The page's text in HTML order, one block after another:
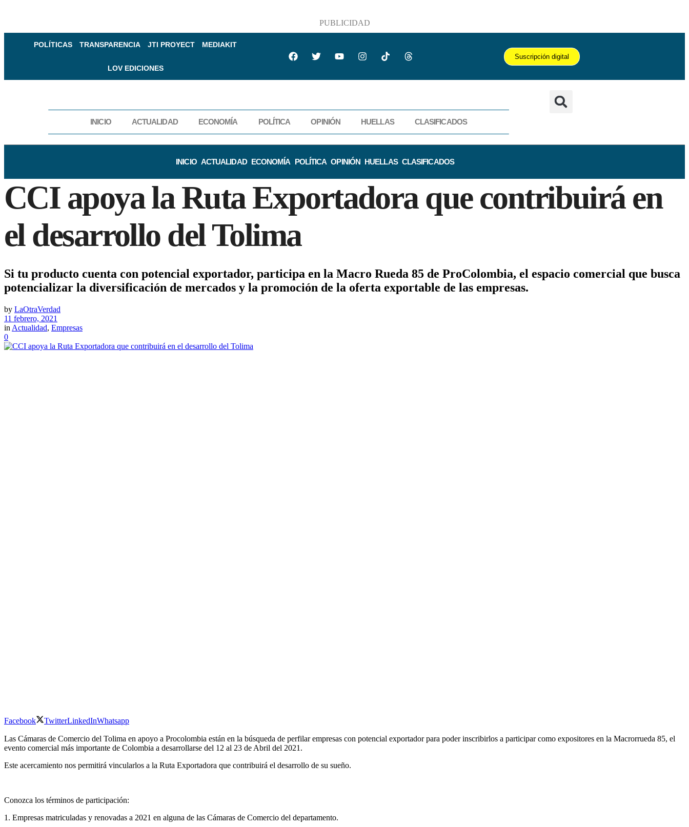
PUBLICIDAD
POLÍTICAS TRANSPARENCIA JTI PROYECT MEDIAKIT
LOV EDICIONES
Suscripción digital
INICIO ACTUALIDAD ECONOMÍA POLÍTICA OPINIÓN HUELLAS CLASIFICADOS
INICIO ACTUALIDAD ECONOMÍA POLÍTICA OPINIÓN HUELLAS CLASIFICADOS
CCI apoya la Ruta Exportadora que contribuirá en
el desarrollo del Tolima
Si tu producto cuenta con potencial exportador, participa en la Macro Rueda 85 de ProColombia, el espacio comercial que busca
potencializar la diversificación de mercados y la promoción de la oferta exportable de las empresas.
by LaOtraVerdad
11 febrero, 2021
in Actualidad, Empresas
0
Facebook TwitterLinkedInWhatsapp
Las Cámaras de Comercio del Tolima en apoyo a Procolombia están en la búsqueda de perfilar empresas con potencial exportador para poder inscribirlos a participar como expositores en la Macrorrueda 85, el
evento comercial más importante de Colombia a desarrollarse del 12 al 23 de Abril del 2021.
Este acercamiento nos permitirá vincularlos a la Ruta Exportadora que contribuirá el desarrollo de su sueño.
Conozca los términos de participación:
1. Empresas matriculadas y renovadas a 2021 en alguna de las Cámaras de Comercio del departamento.